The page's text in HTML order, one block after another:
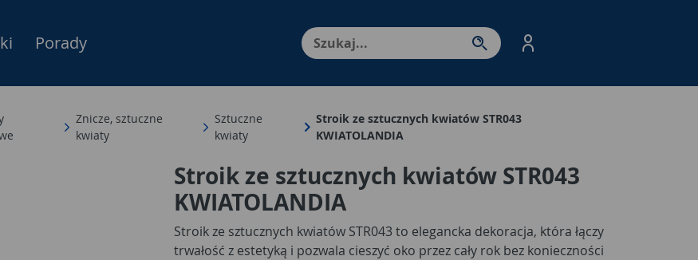
Menu Produktów, nawigacja: Enter - przejdź do strony produktów. Spacja – otwórz/
Porady
Znicze, sztuczne
kwiaty
Sztuczne
kwiaty
Stroik ze sztucznych kwiatów STR043
KWIATOLANDIA
Stroik ze sztucznych kwiatów STR043
KWIATOLANDIA
Stroik ze sztucznych kwiatów STR043 to elegancka dekoracja, która łączy
trwałość z estetyką i pozwala cieszyć oko przez cały rok bez konieczności